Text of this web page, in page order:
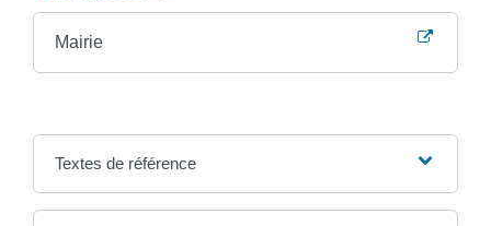
Mairie
Textes de référence